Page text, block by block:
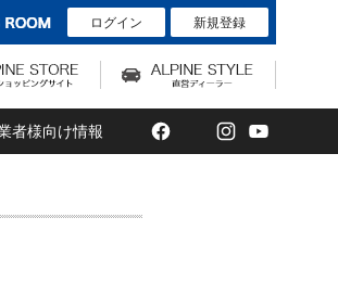
ログイン 新規登録
者様向け情報 Facebook
TwitterInstagram